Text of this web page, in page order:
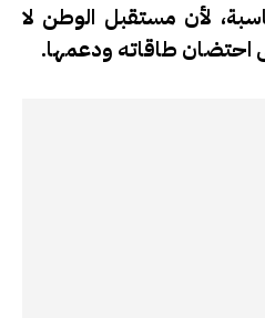
لأن مستقبل الوطن لا
احتضان طاقاته ودعمها.